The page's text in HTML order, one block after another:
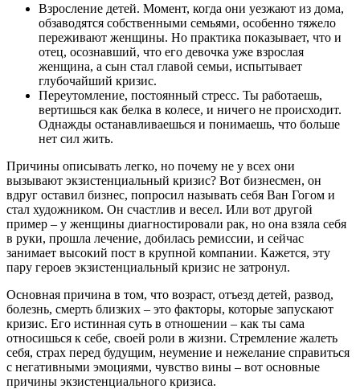
Взросление детей. Момент, когда они уезжают из дома,
обзаводятся собственными семьями, особенно тяжело
переживают женщины. Но практика показывает, что и
отец, осознавший, что его девочка уже взрослая
женщина, а сын стал главой семьи, испытывает
глубочайший кризис.
Переутомление, постоянный стресс. Ты работаешь,
вертишься как белка в колесе, и ничего не происходит.
Однажды останавливаешься и понимаешь, что больше
нет сил жить.
Причины описывать легко, но почему не у всех они
вызывают экзистенциальный кризис? Вот бизнесмен, он
вдруг оставил бизнес, попросил называть себя Ван Гогом и
стал художником. Он счастлив и весел. Или вот другой
пример – у женщины диагностировали рак, но она взяла себя
в руки, прошла лечение, добилась ремиссии, и сейчас
занимает высокий пост в крупной компании. Кажется, эту
пару героев экзистенциальный кризис не затронул.
Основная причина в том, что возраст, отъезд детей, развод,
болезнь, смерть близких – это факторы, которые запускают
кризис. Его истинная суть в отношении – как ты сама
относишься к себе, своей роли в жизни. Стремление жалеть
себя, страх перед будущим, неумение и нежелание справиться
с негативными эмоциями, чувство вины – вот основные
причины экзистенциального кризиса.